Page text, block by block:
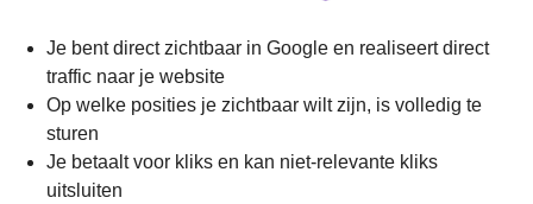
Je bent direct zichtbaar in Google en realiseert direct
traffic naar je website
Op welke posities je zichtbaar wilt zijn, is volledig te
sturen
Je betaalt voor kliks en kan niet-relevante kliks
uitsluiten